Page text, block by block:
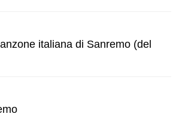
italiana di Sanremo (del